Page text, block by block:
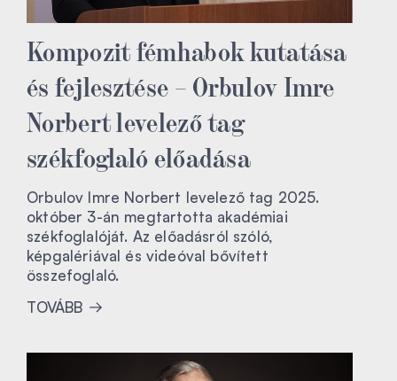
Kompozit fémhabok kutatása
és fejlesztése – Orbulov Imre
Norbert levelező tag
székfoglaló előadása
Orbulov Imre Norbert levelező tag 2025.
október 3-án megtartotta akadémiai
székfoglalóját. Az előadásról szóló,
képgalériával és videóval bővített
összefoglaló.
TOVÁBB